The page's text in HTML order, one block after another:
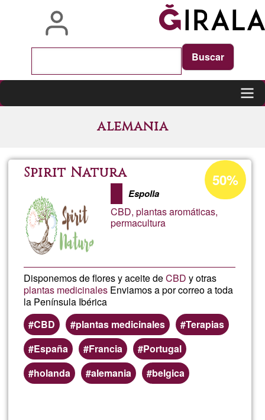
alemania
Spirit Natura
Espolla
CBD, plantas aromáticas,
permacultura
Disponemos de flores y aceite deCBD y otras
plantas medicinales Enviamos a por correo a toda
la Península Ibérica
CBD
plantas medicinales
Terapias
España
Francia
Portugal
holanda
alemania belgica
Acceptance
percentage
Ğ1
50%